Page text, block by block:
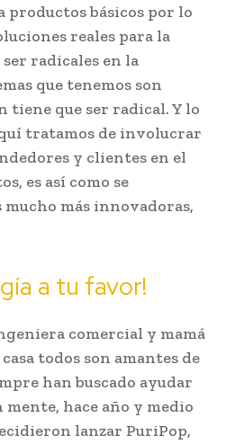
productos básicos por lo
reales para la
ser radicales en la
que tenemos son
tiene que ser radical. Y lo
tratamos de involucrar
y clientes en el
es así como se
más innovadoras,
a tu favor!
comercial y mamá
todos son amantes de
han buscado ayudar
mente, hace año y medio
lanzar PuriPop,